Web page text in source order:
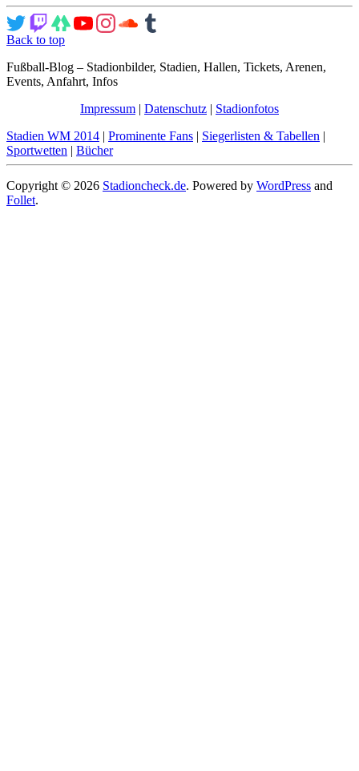
Back to top
Fußball-Blog – Stadionbilder, Stadien, Hallen, Tickets, Arenen,
Events, Anfahrt, Infos
Impressum | Datenschutz | Stadionfotos
Stadien WM 2014 | Prominente Fans | Siegerlisten & Tabellen |
Sportwetten | Bücher
Copyright © 2026 Stadioncheck.de. Powered by WordPress and
Follet.